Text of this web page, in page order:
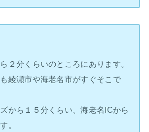
２分くらいのところにあります。
綾瀬市や海老名市がすぐそこで
から１５分くらい、海老名ICから
。